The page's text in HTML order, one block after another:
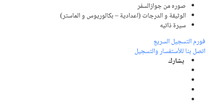
صوره من جوازالسفر
الوثيقة و الدرجات (اعدادية – بكالوريوس و الماستر)
سیرة ذاتیه
فورم التسجيل السريع
اتصل بنا للأستفسار والتسجیل
يشارك